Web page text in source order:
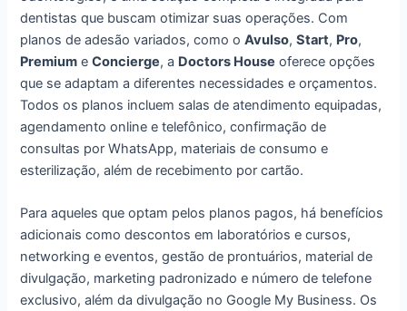
dentistas que buscam otimizar suas operações. Com
planos de adesão variados, como oAvulso,Start, Pro,
Premium eConcierge, a Doctors House oferece opções
que se adaptam a diferentes necessidades e orçamentos.
Todos os planos incluem salas de atendimento equipadas,
agendamento online e telefônico, confirmação de
consultas por WhatsApp, materiais de consumo e
esterilização, além de recebimento por cartão.
Para aqueles que optam pelos planos pagos, há benefícios
adicionais como descontos em laboratórios e cursos,
networking e eventos, gestão de prontuários, material de
divulgação, marketing padronizado e número de telefone
exclusivo, além da divulgação no Google My Business. Os